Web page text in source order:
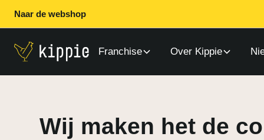
Naar de webshop
Franchise Over Kippie
Wij maken het de